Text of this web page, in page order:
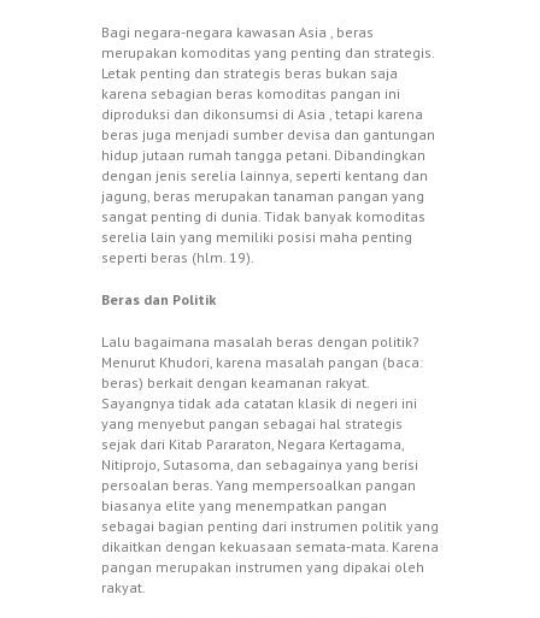
Bagi negara-negara kawasan Asia , beras
merupakan komoditas yang penting dan strategis.
Letak penting dan strategis beras bukan saja
karena sebagian beras komoditas pangan ini
diproduksi dan dikonsumsi di Asia , tetapi karena
beras juga menjadi sumber devisa dan gantungan
hidup jutaan rumah tangga petani. Dibandingkan
dengan jenis serelia lainnya, seperti kentang dan
jagung, beras merupakan tanaman pangan yang
sangat penting di dunia. Tidak banyak komoditas
serelia lain yang memiliki posisi maha penting
seperti beras (hlm. 19).
Beras dan Politik
Lalu bagaimana masalah beras dengan politik?
Menurut Khudori, karena masalah pangan (baca:
beras) berkait dengan keamanan rakyat.
Sayangnya tidak ada catatan klasik di negeri ini
yang menyebut pangan sebagai hal strategis
sejak dari Kitab Pararaton, Negara Kertagama,
Nitiprojo, Sutasoma, dan sebagainya yang berisi
persoalan beras. Yang mempersoalkan pangan
biasanya elite yang menempatkan pangan
sebagai bagian penting dari instrumen politik yang
dikaitkan dengan kekuasaan semata-mata. Karena
pangan merupakan instrumen yang dipakai oleh
rakyat.